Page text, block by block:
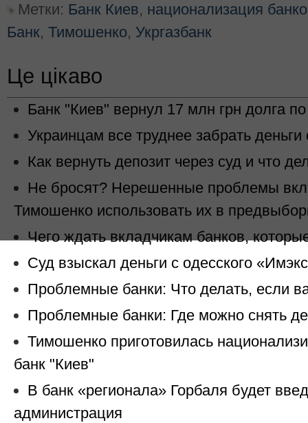
Метки: Банк Киев, национализация
Банк, Тимошенко, Укргазбанк
Це цікаво
Банк "Киев" вернул 17 млн грн долга
Украинцам все труднее забрать деньги
Как вернуть депозит через суд и что
Не бросят? Нерешенные проблемы
Тимошенко использовать их в
Чего ждать вкладчикам банков,
Суд взыскал деньги с одесского
Проблемные банки: Что делать, если
Проблемные банки: Где можно снять
Тимошенко приготовилась
банк "Киев"
В банк «регионала» Горбаля будет
администрация